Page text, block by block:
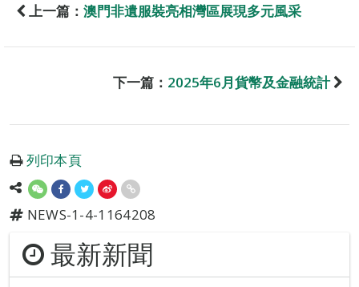
上一篇： 澳門非遺服裝亮相灣區展現多元風采
下一篇： 2025年6月貨幣及金融統計
列印本頁
NEWS-1-4-1164208
最新新聞